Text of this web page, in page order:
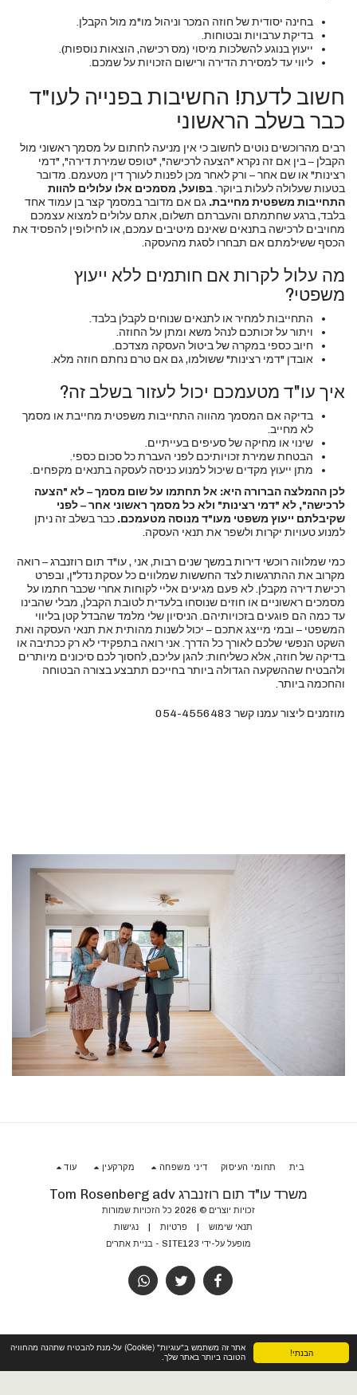
הבנתי!
אתר זה משתמש ב"עוגיות" (Cookie) על-מנת להבטיח שתהנה מהחוויה
הטובה ביותר באתר שלך.
בחינה יסודית של חוזה המכר וניהול מו"מ מול הקבלן.
בדיקת ערבויות ובטוחות.
ייעוץ בנוגע להשלכות מיסוי (מס רכישה, הוצאות נוספות).
ליווי עד למסירת הדירה ורישום הזכויות על שמכם.
חשוב לדעת! החשיבות בפנייה לעו"ד
כבר בשלב הראשוני
רבים מהרוכשים נוטים לחשוב כי אין מניעה לחתום על מסמך ראשוני מול
הקבלן – בין אם זה נקרא "הצעה לרכישה", "טופס שמירת דירה", "דמי
רצינות" או שם אחר – ורק לאחר מכן לפנות לעורך דין מטעמם. מדובר
בטעות שעלולה לעלות ביוקר.בפועל, מסמכים אלו עלולים להוות
התחייבות משפטית מחייבת. גם אם מדובר במסמך קצר בן עמוד אחד
בלבד, ברגע שחתמתם והעברתם תשלום, אתם עלולים למצוא עצמכם
מחויבים לרכישה בתנאים שאינם מיטיבים עמכם, או לחילופין להפסיד את
הכסף ששילמתם אם תבחרו לסגת מהעסקה.
מה עלול לקרות אם חותמים ללא ייעוץ
משפטי?
התחייבות למחיר או לתנאים שנוחים לקבלן בלבד.
ויתור על זכותכם לנהל משא ומתן על החוזה.
חיוב כספי במקרה של ביטול העסקה מצדכם.
אובדן "דמי רצינות" ששולמו, גם אם טרם נחתם חוזה מלא.
איך עו"ד מטעמכם יכול לעזור בשלב זה?
בדיקה אם המסמך מהווה התחייבות משפטית מחייבת או מסמך
לא מחייב.
שינוי או מחיקה של סעיפים בעייתיים.
הבטחת שמירת זכויותיכם לפני העברת כל סכום כספי.
מתן ייעוץ מקדים שיכול למנוע כניסה לעסקה בתנאים מקפחים.
לכן ההמלצה הברורה היא: אל תחתמו על שום מסמך – לא "הצעה
לרכישה", לא "דמי רצינות" ולא כל מסמך ראשוני אחר – לפני
שקיבלתם ייעוץ משפטי מעו"ד מנוסה מטעמכם. כבר בשלב זה ניתן
למנוע טעויות יקרות ולשפר את תנאי העסקה.
כמי שמלווה רוכשי דירות במשך שנים רבות, אני , עו"ד תום רוזנברג – רואה
מקרוב את ההתרגשות לצד החששות שמלווים כל עסקת נדל"ן, ובפרט
רכישת דירה מקבלן. לא פעם מגיעים אליי לקוחות אחרי שכבר חתמו על
מסמכים ראשוניים או חוזים שנוסחו בלעדית לטובת הקבלן, מבלי שהבינו
עד כמה הם פוגעים בזכויותיהם. הניסיון שלי מלמד שהבדל קטן בליווי
המשפטי – ובמי מייצג אתכם – יכול לשנות מהותית את תנאי העסקה ואת
השקט הנפשי שלכם לאורך כל הדרך. אני רואה בתפקידי לא רק ככתיבה או
בדיקה של חוזה, אלא כשליחות: להגן עליכם, לחסוך לכם סיכונים מיותרים
ולהבטיח שההשקעה הגדולה ביותר בחייכם תתבצע בצורה הבטוחה
והחכמה ביותר.
מוזמנים ליצור עמנו קשר 054-4556483
משרד עו"ד תום רוזנברג Tom Rosenberg adv
זכויות יוצרים © 2026 כל הזכויות שמורות
תנאי שימוש | פרטיות | נגישות
מופעל על-ידי SITE123
- בניית אתרים
בית תחומי העיסוק דיני משפחה מקרקעין עוד